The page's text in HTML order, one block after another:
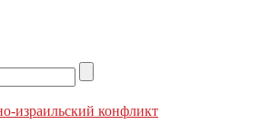
израильский конфликт